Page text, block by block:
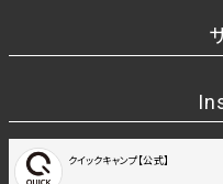
クイックキャンプ【公式】